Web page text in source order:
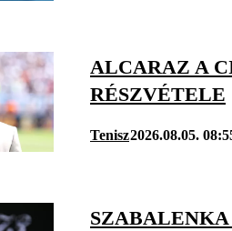
ALCARAZ A
RÉSZVÉTELE
Tenisz2026.08.05.